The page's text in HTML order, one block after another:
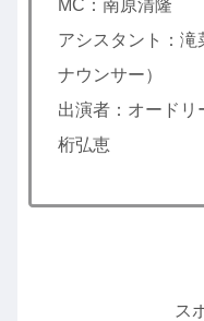
MC：南原清隆
アシスタント：滝
ナウンサー）
出演者：オード
桁弘恵
ス